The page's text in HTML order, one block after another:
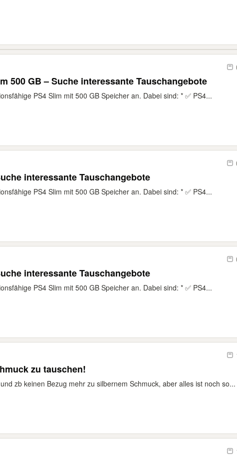
500 GB – Suche interessante Tauschangebote
PS4 Slim mit 500 GB Speicher an. Dabei sind: * ✅ PS4...
interessante Tauschangebote
PS4 Slim mit 500 GB Speicher an. Dabei sind: * ✅ PS4...
interessante Tauschangebote
PS4 Slim mit 500 GB Speicher an. Dabei sind: * ✅ PS4...
zu tauschen!
zb keinen Bezug mehr zu silbernem Schmuck, aber alles ist noch so...